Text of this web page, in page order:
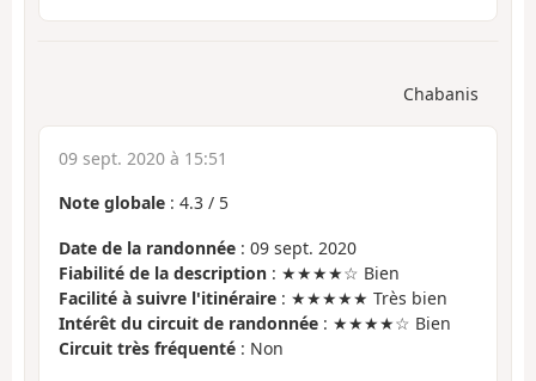
Chabanis
09 sept. 2020 à 15:51
Note globale : 4.3 / 5
Date de la randonnée : 09 sept. 2020
Fiabilité de la description : ★★★★☆ Bien
Facilité à suivre l'itinéraire : ★★★★★ Très bien
Intérêt du circuit de randonnée : ★★★★☆ Bien
Circuit très fréquenté : Non